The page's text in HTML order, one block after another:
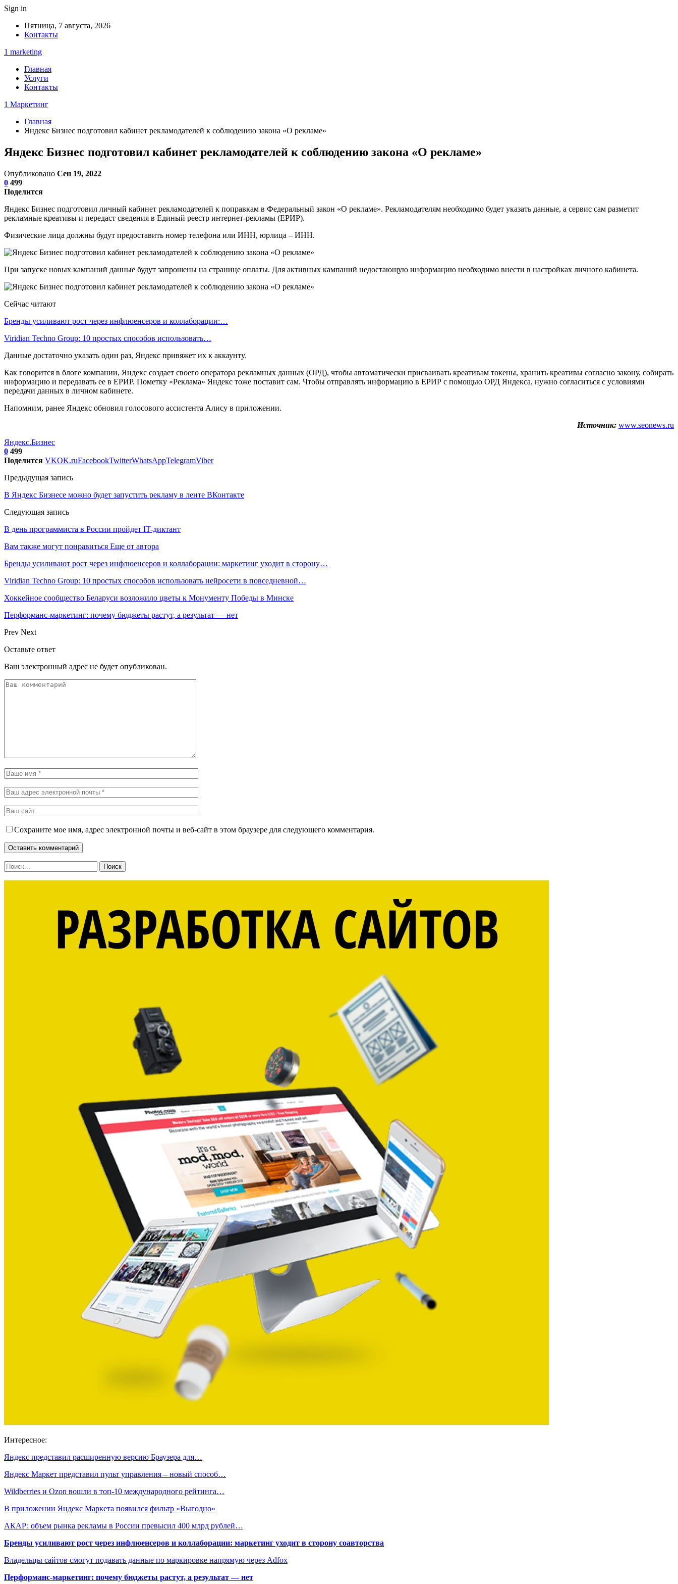
Sign in
Пятница, 7 августа, 2026
Контакты
1 marketing
Главная
Услуги
Контакты
1 Маркетинг
Главная
Яндекс Бизнес подготовил кабинет рекламодателей к соблюдению закона «О рекламе»
Яндекс Бизнес подготовил кабинет рекламодателей к соблюдению закона «О рекламе»
Опубликовано Сен 19, 2022
0 499
Поделится
Яндекс Бизнес подготовил личный кабинет рекламодателей к поправкам в Федеральный закон «О рекламе». Рекламодателям необходимо будет указать данные, а сервис сам разметит
рекламные креативы и передаст сведения в Единый реестр интернет-рекламы (ЕРИР).
Физические лица должны будут предоставить номер телефона или ИНН, юрлица – ИНН.
При запуске новых кампаний данные будут запрошены на странице оплаты. Для активных кампаний недостающую информацию необходимо внести в настройках личного кабинета.
Сейчас читают
Бренды усиливают рост через инфлюенсеров и коллаборации:…
Viridian Techno Group: 10 простых способов использовать…
Данные достаточно указать один раз, Яндекс привяжет их к аккаунту.
Как говорится в блоге компании, Яндекс создает своего оператора рекламных данных (ОРД), чтобы автоматически присваивать креативам токены, хранить креативы согласно закону, собирать
информацию и передавать ее в ЕРИР. Пометку «Реклама» Яндекс тоже поставит сам. Чтобы отправлять информацию в ЕРИР с помощью ОРД Яндекса, нужно согласиться с условиями
передачи данных в личном кабинете.
Напомним, ранее Яндекс обновил голосового ассистента Алису в приложении.
Источник: www.seonews.ru
Яндекс.Бизнес
0 499
Поделится VKOK.ruFacebookTwitterWhatsAppTelegramViber
Предыдущая запись
В Яндекс Бизнесе можно будет запустить рекламу в ленте ВКонтакте
Следующая запись
В день программиста в России пройдет IT-диктант
Вам также могут понравиться Еще от автора
Бренды усиливают рост через инфлюенсеров и коллаборации: маркетинг уходит в сторону…
Viridian Techno Group: 10 простых способов использовать нейросети в повседневной…
Хоккейное сообщество Беларуси возложило цветы к Монументу Победы в Минске
Перформанс-маркетинг: почему бюджеты растут, а результат — нет
Prev Next
Оставьте ответ
Ваш электронный адрес не будет опубликован.
Сохраните мое имя, адрес электронной почты и веб-сайт в этом браузере для следующего комментария.
Интересное:
Яндекс представил расширенную версию Браузера для…
Яндекс Маркет представил пульт управления – новый способ…
Wildberries и Ozon вошли в топ-10 международного рейтинга…
В приложении Яндекс Маркета появился фильтр «Выгодно»
АКАР: объем рынка рекламы в России превысил 400 млрд рублей…
Бренды усиливают рост через инфлюенсеров и коллаборации: маркетинг уходит в сторону соавторства
Владельцы сайтов смогут подавать данные по маркировке напрямую через Adfox
Перформанс-маркетинг: почему бюджеты растут, а результат — нет